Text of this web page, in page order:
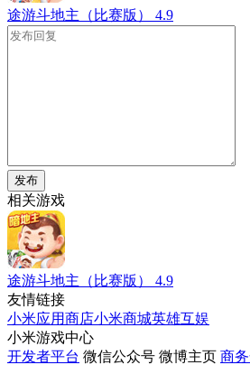
途游斗地主（比赛版） 4.9
发布
相关游戏
途游斗地主（比赛版）
4.9
友情链接
小米应用商店小米商城英雄互娱
小米游戏中心
开发者平台 微信公众号 微博主页 商